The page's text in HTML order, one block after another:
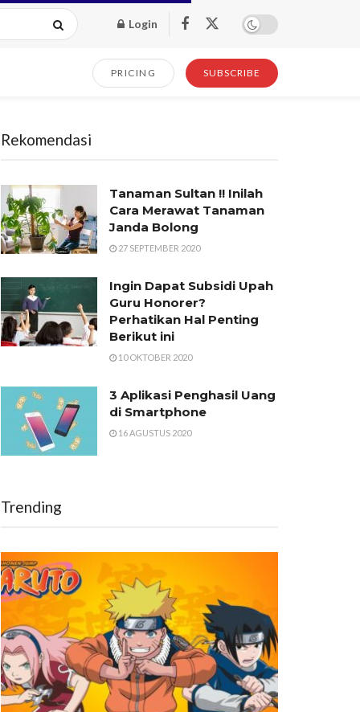
Login
PRICING SUBSCRIBE
Rekomendasi
Tanaman Sultan !! Inilah
Cara Merawat Tanaman
Janda Bolong
27 SEPTEMBER 2020
Ingin Dapat Subsidi Upah
Guru Honorer?
Perhatikan Hal Penting
Berikut ini
10 OKTOBER 2020
3 Aplikasi Penghasil Uang
di Smartphone
16 AGUSTUS 2020
Trending